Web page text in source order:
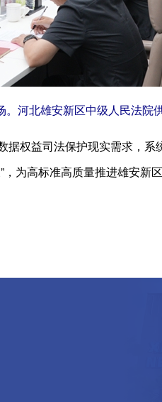
。河北雄安新区中级人民法院
权益司法保护现实需求，系
为高标准高质量推进雄安